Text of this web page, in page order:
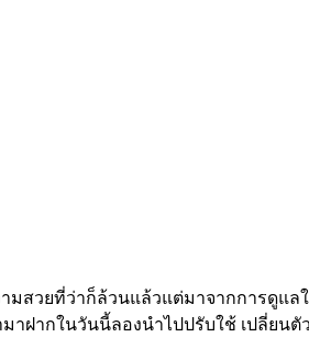
วยที่ว่าก็ล้วนแล้วแต่มาจากการดูแล
ากในวันนี้ลองนำไปปรับใช้ เปลี่ยนตั